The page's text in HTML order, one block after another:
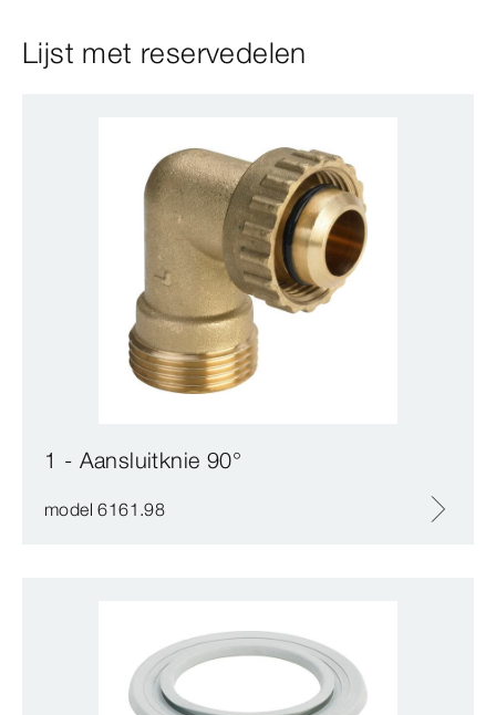
Lijst met reservedelen
1 - Aansluitknie 90°
model 6161.98